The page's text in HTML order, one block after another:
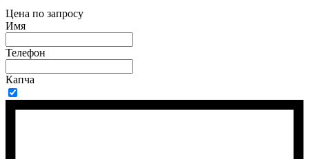
Цена по запросу
Имя
Телефон
Капча